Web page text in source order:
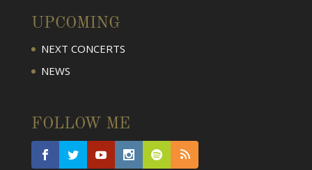
UPCOMING
NEXT CONCERTS
NEWS
FOLLOW ME